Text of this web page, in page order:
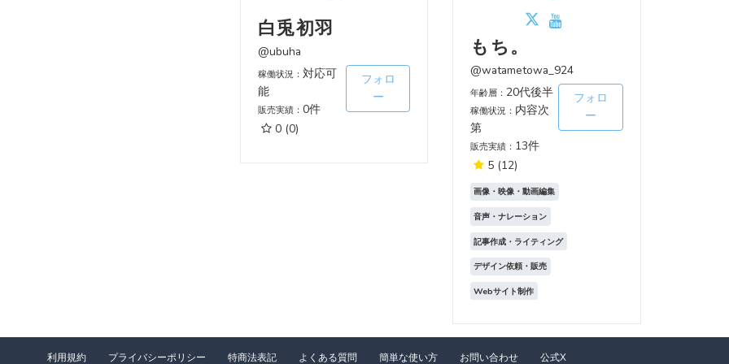
白兎初羽
@ubuha
稼働状況： 対応可
能
販売実績： 0件
0 (0)
フォロ
ー
もち。
@watametowa_924
年齢層： 20代後半
稼働状況： 内容次
第
販売実績： 13件
5 (12)
フォロ
ー
画像・映像・動画編集
音声・ナレーション
記事作成・ライティング
デザイン依頼・販売
Webサイト制作
利用規約 プライバシーポリシー 特商法表記 よくある質問 簡単な使い方 お問い合わせ 公式X